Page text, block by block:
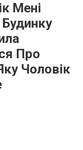
Мені
Про
Чоловік